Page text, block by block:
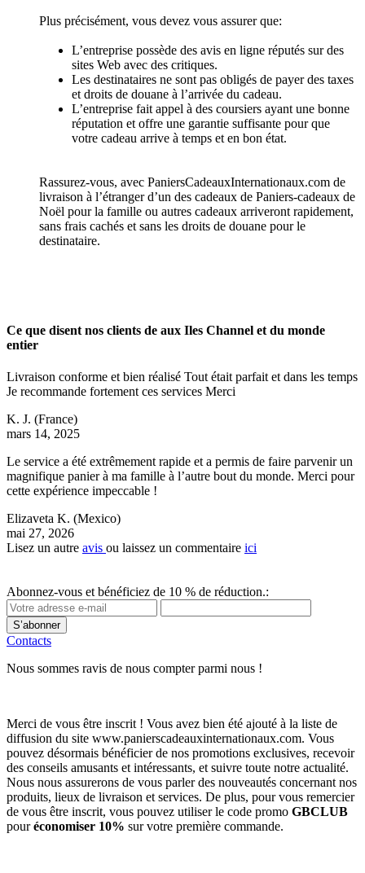
Plus précisément, vous devez vous assurer que:
L’entreprise possède des avis en ligne réputés sur des
sites Web avec des critiques.
Les destinataires ne sont pas obligés de payer des taxes
et droits de douane à l’arrivée du cadeau.
L’entreprise fait appel à des coursiers ayant une bonne
réputation et offre une garantie suffisante pour que
votre cadeau arrive à temps et en bon état.
Rassurez-vous, avec PaniersCadeauxInternationaux.com de
livraison à l’étranger d’un des cadeaux de Paniers-cadeaux de
Noël pour la famille ou autres cadeaux arriveront rapidement,
sans frais cachés et sans les droits de douane pour le
destinataire.
Ce que disent nos clients de aux Iles Channel et du monde
entier
Livraison conforme et bien réalisé Tout était parfait et dans les temps
Je recommande fortement ces services Merci
K. J. (France)
mars 14, 2025
Le service a été extrêmement rapide et a permis de faire parvenir un
magnifique panier à ma famille à l’autre bout du monde. Merci pour
cette expérience impeccable !
Elizaveta K. (Mexico)
mai 27, 2026
Lisez un autre avis ou laissez un commentaire ici
Abonnez-vous et bénéficiez de 10 % de réduction.:
S’abonner
Contacts
Nous sommes ravis de nous compter parmi nous !
Merci de vous être inscrit ! Vous avez bien été ajouté à la liste de
diffusion du site www.panierscadeauxinternationaux.com. Vous
pouvez désormais bénéficier de nos promotions exclusives, recevoir
des conseils amusants et intéressants, et suivre toute notre actualité.
Nous nous assurerons de vous parler des nouveautés concernant nos
produits, lieux de livraison et services. De plus, pour vous remercier
de vous être inscrit, vous pouvez utiliser le code promo GBCLUB
pouréconomiser 10% sur votre première commande.